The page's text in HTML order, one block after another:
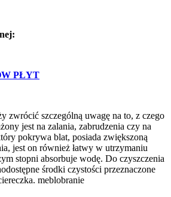
PŁYT
zwrócić szczególną uwagę na to, z czego
jest na zalania, zabrudzenia czy na
pokrywa blat, posiada zwiększoną
jest on również łatwy w utrzymaniu
stopni absorbuje wodę. Do czyszczenia
środki czystości przeznaczone
meblobranie